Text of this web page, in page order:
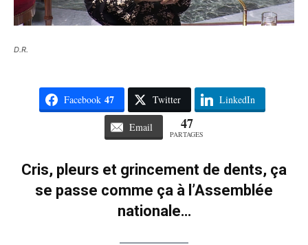
D.R.
Facebook 47 Twitter LinkedIn
Email 47
PARTAGES
Cris, pleurs et grincement de dents, ça
se passe comme ça à l’Assemblée
nationale…